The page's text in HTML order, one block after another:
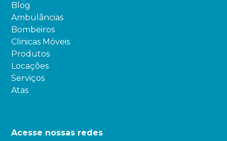
Blog
Ambulâncias
Bombeiros
Clinicas Móveis
Produtos
Locações
Serviços
Atas
Acesse nossas redes